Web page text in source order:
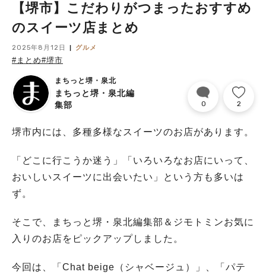
【堺市】こだわりがつまったおすすめ
のスイーツ店まとめ
2025年8月12日 グルメ
#まとめ#堺市
まちっと堺・泉北
まちっと堺・泉北編
集部
0 2
堺市内には、多種多様なスイーツのお店があります。
「どこに行こうか迷う」「いろいろなお店にいって、
おいしいスイーツに出会いたい」という方も多いは
ず。
そこで、まちっと堺・泉北編集部＆ジモトミンお気に
入りのお店をピックアップしました。
今回は、「Chat beige（シャベージュ）」、「パテ